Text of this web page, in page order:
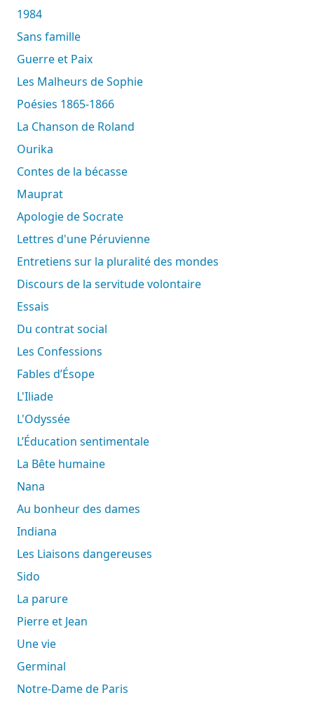
1984
Sans famille
Guerre et Paix
Les Malheurs de Sophie
Poésies 1865-1866
La Chanson de Roland
Ourika
Contes de la bécasse
Mauprat
Apologie de Socrate
Lettres d'une Péruvienne
Entretiens sur la pluralité des mondes
Discours de la servitude volontaire
Essais
Du contrat social
Les Confessions
Fables d’Ésope
L'Iliade
L'Odyssée
L’Éducation sentimentale
La Bête humaine
Nana
Au bonheur des dames
Indiana
Les Liaisons dangereuses
Sido
La parure
Pierre et Jean
Une vie
Germinal
Notre-Dame de Paris